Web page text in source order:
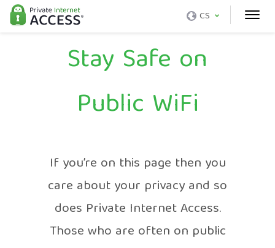
CS
Stay Safe on
Public WiFi
If you’re on this page then you
care about your privacy and so
does Private Internet Access.
Those who are often on public